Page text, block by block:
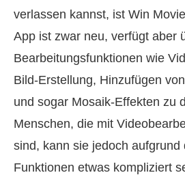
verlassen kannst, ist Win
App ist zwar neu, verfügt aber
Bearbeitungsfunktionen wie
Bild‑Erstellung, Hinzufügen
und sogar Mosaik‑Effekten zu
Menschen, die mit
sind, kann sie jedoch aufgrund
Funktionen etwas kompliziert